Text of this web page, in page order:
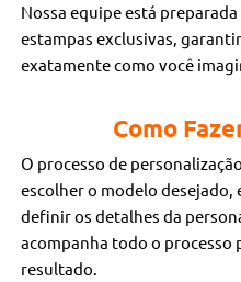
Nossa equipe está
estampas exclusivas,
exatamente como você
Como
O processo de
escolher o modelo desejado,
definir os detalhes da
acompanha todo o
resultado.